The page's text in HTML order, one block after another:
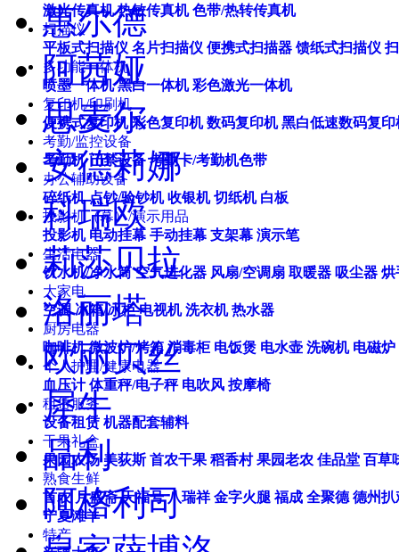
激光传真机 热敏传真机 色带/热转传真机
扫描仪
平板式扫描仪 名片扫描仪 便携式扫描器 馈纸式扫描仪
多功能一体机
喷墨一体机 黑白一体机 彩色激光一体机
复印机/印刷机
便携式复印机 彩色复印机 数码复印机 黑白低速数码复印
考勤/监控设备
考勤机 门禁设备 考勤卡/考勤机色带
办公辅助设备
碎纸机 点钞/验钞机 收银机 切纸机 白板
投影机（幕）/演示用品
投影机 电动挂幕 手动挂幕 支架幕 演示笔
生活电器
饮水机/净水筒 空气进化器 风扇/空调扇 取暖器 吸尘器 烘
大家电
空调 冰箱/冰柜 电视机 洗衣机 热水器
厨房电器
咖啡机 微波炉/烤箱 消毒柜 电饭煲 电水壶 洗碗机 电磁炉
个人护理/健康电器
血压计 体重秤/电子秤 电吹风 按摩椅
租赁服务
设备租赁 机器配套辅料
干果礼盒
果园农场 美荻斯 首农干果 稻香村 果园老农 佳品堂 百草
熟食生鲜
首农 月盛斋 天福号 八瑞祥 金字火腿 福成 全聚德 德州扒
宁夏滩羊
特产
惠尔德
阿茜娅
思麦尔
安德莉娜
科瑞欧
莉莎贝拉
洛丽塔
欧丽贝丝
犀牛
品利
阿格利司